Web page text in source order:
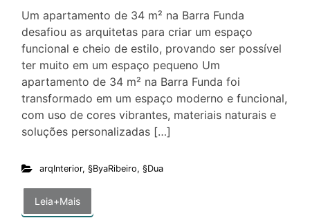
Um apartamento de 34 m² na Barra Funda
desafiou as arquitetas para criar um espaço
funcional e cheio de estilo, provando ser possível
ter muito em um espaço pequeno Um
apartamento de 34 m² na Barra Funda foi
transformado em um espaço moderno e funcional,
com uso de cores vibrantes, materiais naturais e
soluções personalizadas […]
arqInterior, §ByaRibeiro, §Dua
Leia+Mais